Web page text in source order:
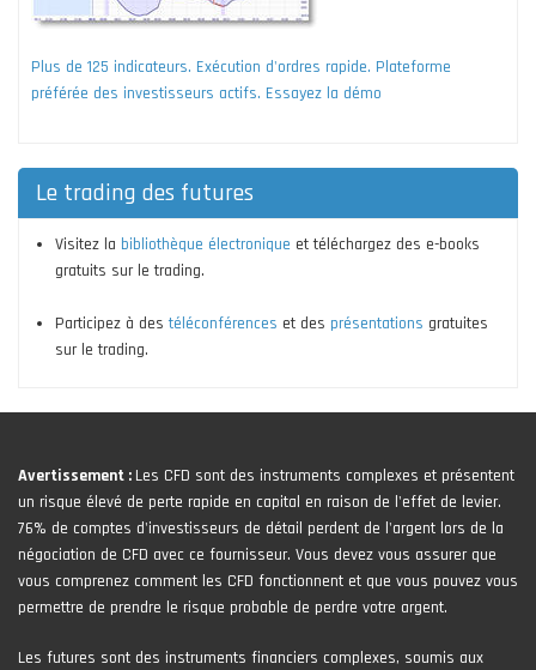
Plus de 125 indicateurs. Exécution d'ordres rapide. Plateforme
préférée des investisseurs actifs. Essayez la démo
Le trading des futures
Visitez la bibliothèque électronique et téléchargez des e-books
gratuits sur le trading.
Participez à destéléconférences et des présentations gratuites
sur le trading.
Avertissement : Les CFD sont des instruments complexes et présentent
un risque élevé de perte rapide en capital en raison de l'effet de levier.
76% de comptes d'investisseurs de détail perdent de l'argent lors de la
négociation de CFD avec ce fournisseur. Vous devez vous assurer que
vous comprenez comment les CFD fonctionnent et que vous pouvez vous
permettre de prendre le risque probable de perdre votre argent.
Les futures sont des instruments financiers complexes, soumis aux